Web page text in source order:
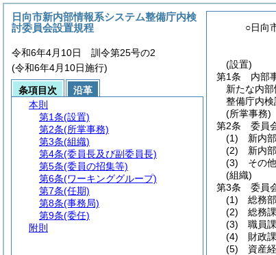
○日向
(設置)
第1条
内部
新たな内
整備庁内
(所掌事務)
第2条
委員
(1)
新内
(2)
新内
(3)
その
(組織)
第3条
委員
(1)
総務
(2)
総務
(3)
職員
(4)
財政
(5)
資産
日向市新内部情報系システム整備庁内検
討委員会設置規程
令和6年4月10日 訓令第25号の2
(令和6年4月10日施行)
条項目次
沿革
本則
第1条(設置)
第2条(所掌事務)
第3条(組織)
第4条(委員長及び副委員長)
第5条(委員の招集等)
第6条(ワーキンググループ)
第7条(任期)
第8条(事務局)
第9条(委任)
附則